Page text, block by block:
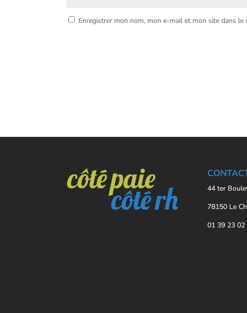
Enregistrer mon nom, mon e-mail et mon site dans
44 ter
78150 Le
01 39 23 02